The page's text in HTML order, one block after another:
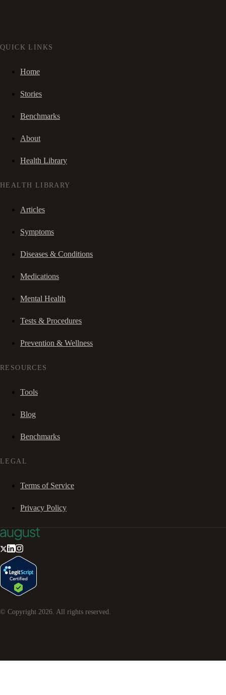
QUICK LINKS
Home
Stories
Benchmarks
About
Health Library
HEALTH LIBRARY
Articles
Symptoms
Diseases & Conditions
Medications
Mental Health
Tests & Procedures
Prevention & Wellness
RESOURCES
Tools
Blog
Benchmarks
LEGAL
Terms of Service
Privacy Policy
© Copyright 2026 . All rights reserved.